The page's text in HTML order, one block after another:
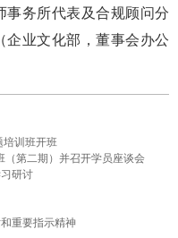
事务所代表及合规顾问分
（企业文化部 ，董事会办公
训班开班
第二期）并召开学员座谈会
研讨
重要指示精神